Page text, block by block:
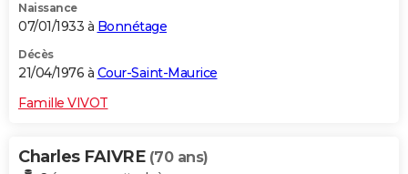
Naissance
07/01/1933 à Bonnétage
Décès
21/04/1976 à Cour-Saint-Maurice
Famille VIVOT
Charles FAIVRE (70 ans)